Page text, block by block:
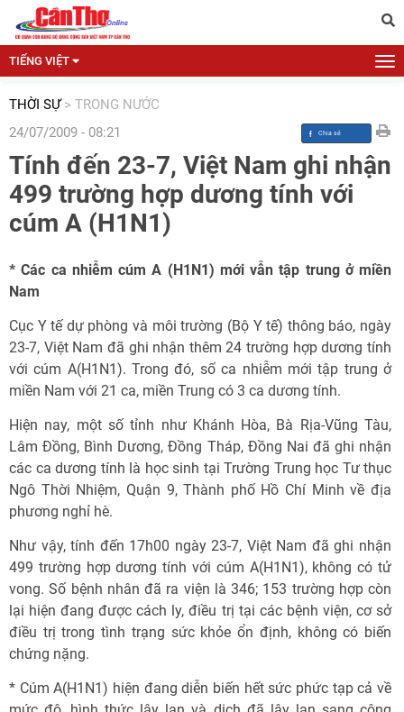
TIẾNG VIỆT
THỜI SỰ > TRONG NƯỚC
24/07/2009 - 08:21
Tính đến 23-7, Việt Nam ghi nhận
499 trường hợp dương tính với
cúm A (H1N1)
* Các ca nhiễm cúm A (H1N1) mới vẫn tập trung ở miền
Nam
Cục Y tế dự phòng và môi trường (Bộ Y tế) thông báo, ngày
23-7, Việt Nam đã ghi nhận thêm 24 trường hợp dương tính
với cúm A(H1N1). Trong đó, số ca nhiễm mới tập trung ở
miền Nam với 21 ca, miền Trung có 3 ca dương tính.
Hiện nay, một số tỉnh như Khánh Hòa, Bà Rịa-Vũng Tàu,
Lâm Đồng, Bình Dương, Đồng Tháp, Đồng Nai đã ghi nhận
các ca dương tính là học sinh tại Trường Trung học Tư thục
Ngô Thời Nhiệm, Quận 9, Thành phố Hồ Chí Minh về địa
phương nghỉ hè.
Như vậy, tính đến 17h00 ngày 23-7, Việt Nam đã ghi nhận
499 trường hợp dương tính với cúm A(H1N1), không có tử
vong. Số bệnh nhân đã ra viện là 346; 153 trường hợp còn
lại hiện đang được cách ly, điều trị tại các bệnh viện, cơ sở
điều trị trong tình trạng sức khỏe ổn định, không có biến
chứng nặng.
* Cúm A(H1N1) hiện đang diễn biến hết sức phức tạp cả về